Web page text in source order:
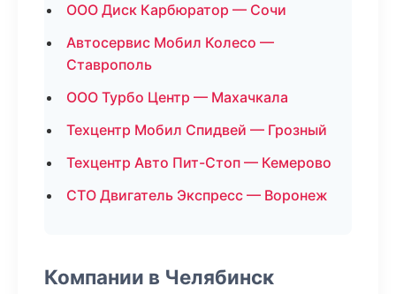
ООО Диск Карбюратор — Сочи
Автосервис Мобил Колесо —
Ставрополь
ООО Турбо Центр — Махачкала
Техцентр Мобил Спидвей — Грозный
Техцентр Авто Пит-Стоп — Кемерово
СТО Двигатель Экспресс — Воронеж
Компании в Челябинск